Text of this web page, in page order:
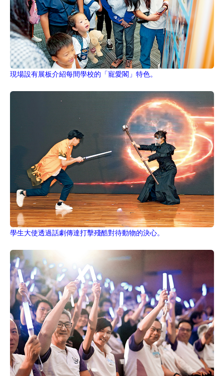
現場設有展板介紹每間學校的「寵愛閣」特色。
學生大使透過話劇傳達打擊殘酷對待動物的決心。